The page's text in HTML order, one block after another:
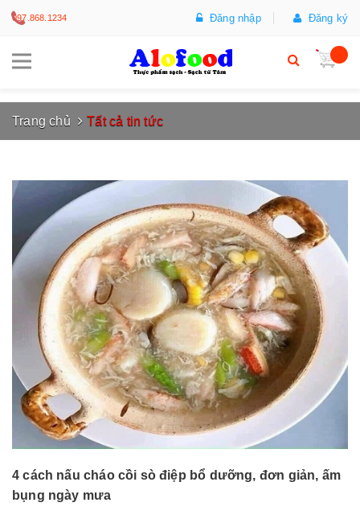
097.868.1234 Đăng nhập Đăng ký
Trang chủ Tất cả tin tức
4 cách nấu cháo cồi sò điệp bổ dưỡng, đơn giản, ấm
bụng ngày mưa